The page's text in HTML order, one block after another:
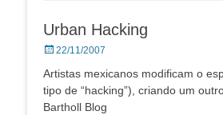
Urban Hacking
Posted
22/11/2007
Artistas mexicanos modificam o
tipo de “hacking”), criando um
Bartholl Blog